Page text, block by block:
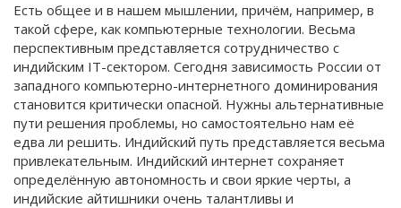
Есть общее и в нашем мышлении, причём, например, в
такой сфере, как компьютерные технологии. Весьма
перспективным представляется сотрудничество с
индийским IT-cектором. Сегодня зависимость России от
западного компьютерно-интернетного доминирования
становится критически опасной. Нужны альтернативные
пути решения проблемы, но самостоятельно нам её
едва ли решить. Индийский путь представляется весьма
привлекательным. Индийский интернет сохраняет
определённую автономность и свои яркие черты, а
индийские айтишники очень талантливы и